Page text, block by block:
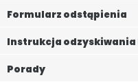
Formularz odstąpienia
Instrukcja odzyskiwania
Porady